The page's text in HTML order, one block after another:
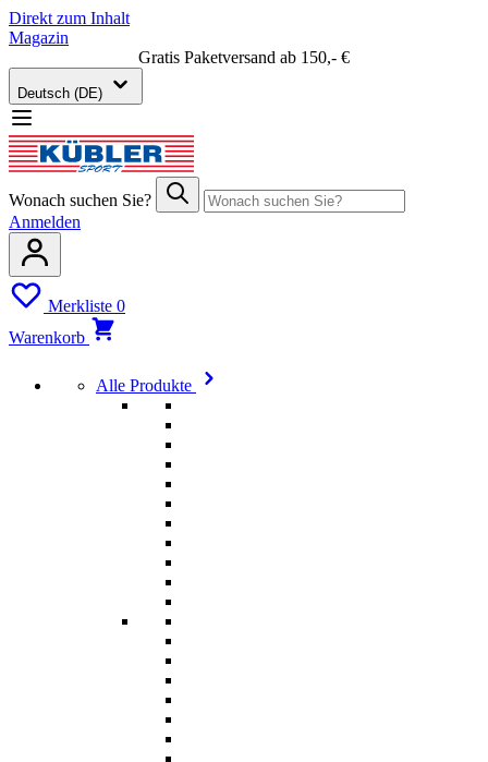
Direkt zum Inhalt
Magazin
Gratis Paketversand ab 150,- €
Deutsch (DE)
Wonach suchen Sie?
Anmelden
Merkliste 0
Warenkorb
Alle Produkte